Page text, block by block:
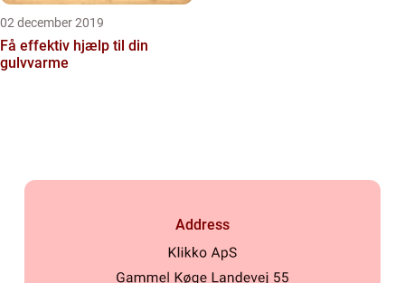
02 december 2019
Få effektiv hjælp til din
gulvvarme
Address